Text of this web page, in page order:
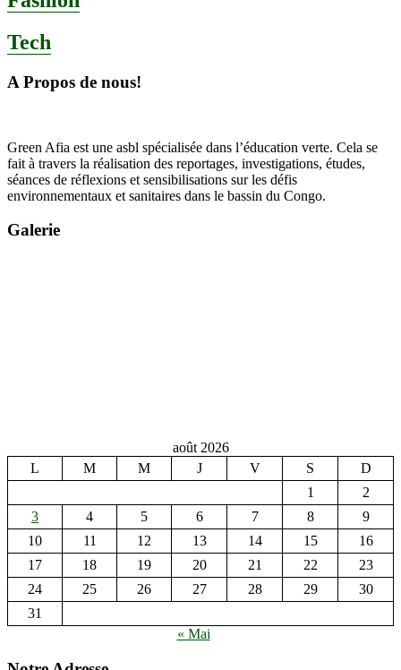
Tech
A Propos de nous!
Green Afia est une asbl spécialisée dans l’éducation verte. Cela se
fait à travers la réalisation des reportages, investigations, études,
séances de réflexions et sensibilisations sur les défis
environnementaux et sanitaires dans le bassin du Congo.
Galerie
août 2026
L
M M J V S
D
1
2
3
4 5 6 7 8
9
10
11 12 13 14 15
16
17
18 19 20 21 22
23
24
25 26 27 28 29
30
31
« Mai